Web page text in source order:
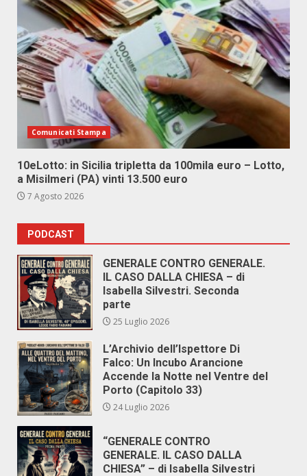
Comunicati Stampa
10eLotto: in Sicilia tripletta da 100mila euro – Lotto,
a Misilmeri (PA) vinti 13.500 euro
7 Agosto 2026
PODCAST
GENERALE CONTRO GENERALE.
IL CASO DALLA CHIESA – di
Isabella Silvestri. Seconda
parte
25 Luglio 2026
L’Archivio dell’Ispettore Di
Falco: Un Incubo Arancione
Accende la Notte nel Ventre del
Porto (Capitolo 33)
24 Luglio 2026
“GENERALE CONTRO
GENERALE. IL CASO DALLA
CHIESA” – di Isabella Silvestri